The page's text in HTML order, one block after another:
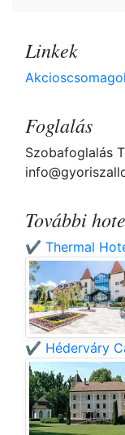
Linkek
Foglalás
Szobafoglalás
További
✔️ Thermal
✔️ Héderváry